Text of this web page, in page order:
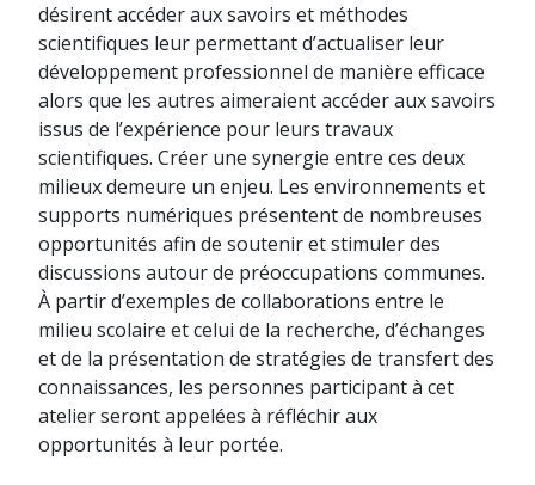
désirent accéder aux savoirs et méthodes
scientifiques leur permettant d’actualiser leur
développement professionnel de manière efficace
alors que les autres aimeraient accéder aux savoirs
issus de l’expérience pour leurs travaux
scientifiques. Créer une synergie entre ces deux
milieux demeure un enjeu. Les environnements et
supports numériques présentent de nombreuses
opportunités afin de soutenir et stimuler des
discussions autour de préoccupations communes.
À partir d’exemples de collaborations entre le
milieu scolaire et celui de la recherche, d’échanges
et de la présentation de stratégies de transfert des
connaissances, les personnes participant à cet
atelier seront appelées à réfléchir aux
opportunités à leur portée.